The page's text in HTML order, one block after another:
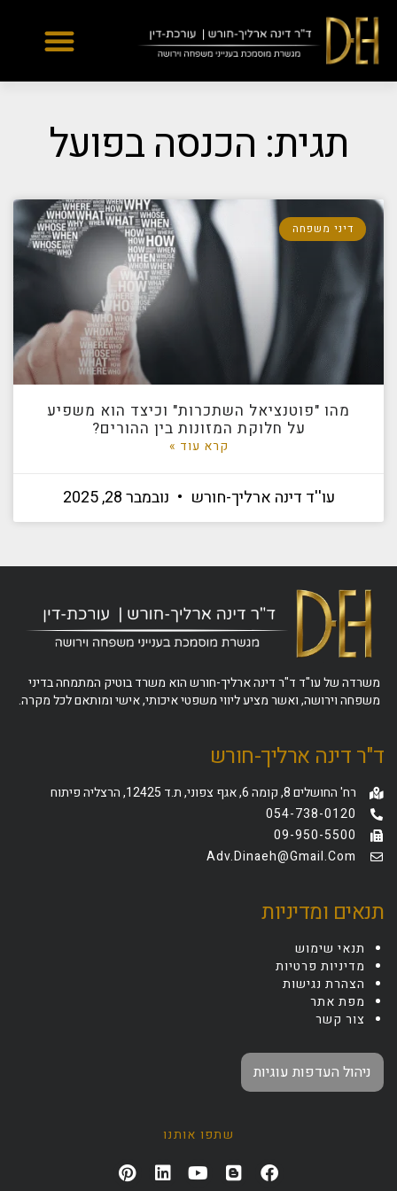
Yes
...
תגית: הכנסה בפועל
דיני משפחה
מהו "פוטנציאל השתכרות" וכיצד הוא משפיע
על חלוקת המזונות בין ההורים?
קרא עוד »
עו''ד דינה ארליך-חורש נובמבר 28, 2025
משרדה של עו"ד ד"ר דינה ארליך-חורש הוא משרד בוטיק המתמחה בדיני
משפחה וירושה, ואשר מציע ליווי משפטי איכותי, אישי ומותאם לכל מקרה.
ד"ר דינה ארליך-חורש
רח' החושלים 8, קומה 6, אגף צפוני, ת.ד 12425, הרצליה פיתוח
054-738-0120
09-950-5500
Adv.dinaeh@gmail.com
תנאים ומדיניות
תנאי שימוש
מדיניות פרטיות
הצהרת נגישות
מפת אתר
צור קשר
ניהול העדפות עוגיות
שתפו אותנו